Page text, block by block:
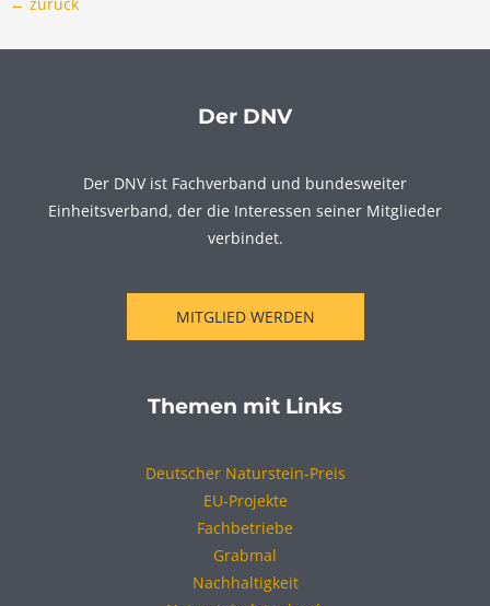
← zurück
Der DNV
Der DNV ist Fachverband und bundesweiter
Einheitsverband, der die Interessen seiner Mitglieder
verbindet.
MITGLIED WERDEN
Themen mit Links
Deutscher Naturstein-Preis
EU-Projekte
Fachbetriebe
Grabmal
Nachhaltigkeit